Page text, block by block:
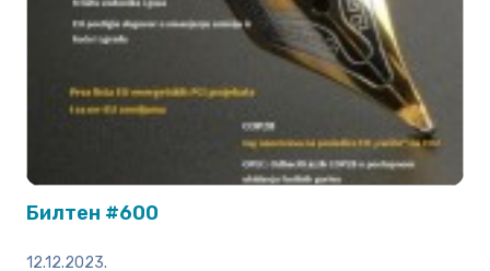
Билтен #600
12.12.2023.